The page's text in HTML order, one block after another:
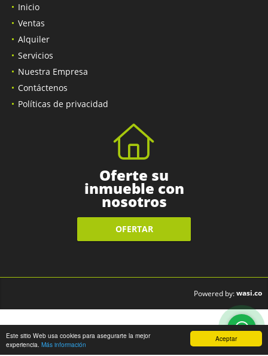
Aceptar
Este sitio Web usa cookies para asegurarte la mejor
experiencia. Más información
Inicio
Ventas
Alquiler
Servicios
Nuestra Empresa
Contáctenos
Políticas de privacidad
Oferte su
inmueble con
nosotros
OFERTAR
Powered by:wasi.co